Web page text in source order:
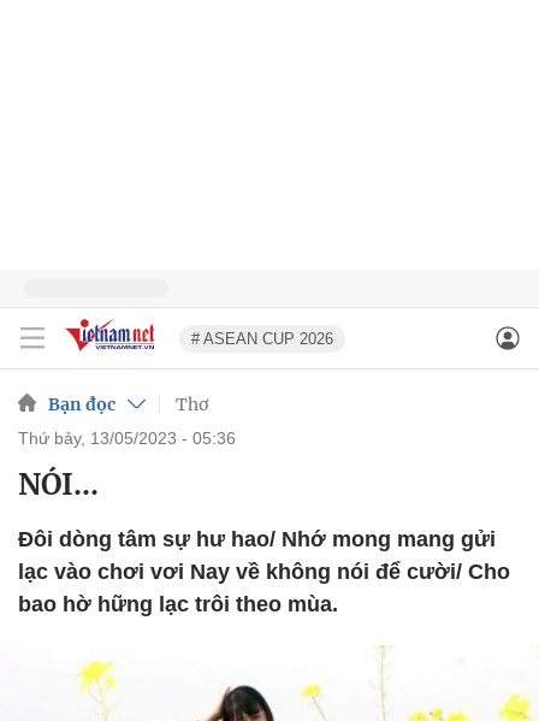
# ASEAN CUP 2026
Bạn đọc Thơ
thứ bảy, 13/05/2023 - 05:36
NÓI...
Đôi dòng tâm sự hư hao/ Nhớ mong mang gửi
lạc vào chơi vơi Nay về không nói để cười/ Cho
bao hờ hững lạc trôi theo mùa.